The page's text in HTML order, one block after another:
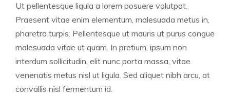
Ut pellentesque ligula a lorem posuere volutpat.
Praesent vitae enim elementum, malesuada metus in,
pharetra turpis. Pellentesque ut mauris ut purus congue
malesuada vitae ut quam. In pretium, ipsum non
interdum sollicitudin, elit nunc porta massa, vitae
venenatis metus nisl ut ligula. Sed aliquet nibh arcu, at
convallis nisl fermentum id.